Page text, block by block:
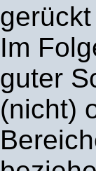
Im
guter
(nicht)